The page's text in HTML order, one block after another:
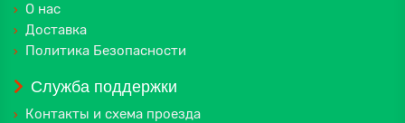
О нас
Доставка
Политика Безопасности
Служба поддержки
Контакты и схема проезда